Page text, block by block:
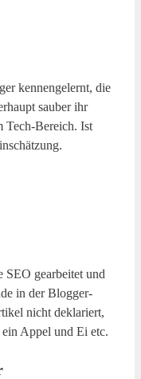
kennengelernt, die
sauber ihr
Tech-Bereich. Ist
SEO gearbeitet und
in der Blogger-
nicht deklariert,
Appel und Ei etc.